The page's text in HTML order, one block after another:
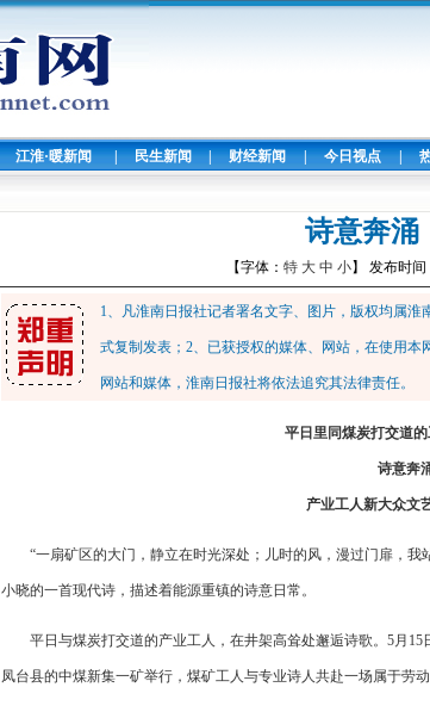
江淮·暖新闻 | 民生新闻 | 财经新闻 | 今日视点 |
诗意奔涌
【字体： 特 大 中 小】 发布时间
1、凡淮南日报社记者署名文字、图片，版权均属
式复制发表；2、已获授权的媒体、网站，在使用本
网站和媒体，淮南日报社将依法追究其法律责任。
平日里同煤炭打交道
诗意奔
产业工人新大众文
“一扇矿区的大门，静立在时光深处；儿时的风，漫过门扉，
小晓的一首现代诗，描述着能源重镇的诗意日常。
平日与煤炭打交道的产业工人，在井架高耸处邂逅诗歌。5月
凤台县的中煤新集一矿举行，煤矿工人与专业诗人共赴一场属于劳动